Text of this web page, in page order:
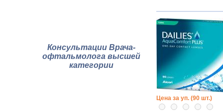
Консультации Врача-
офтальмолога высшей
категории
Цена за уп. (90 шт.)